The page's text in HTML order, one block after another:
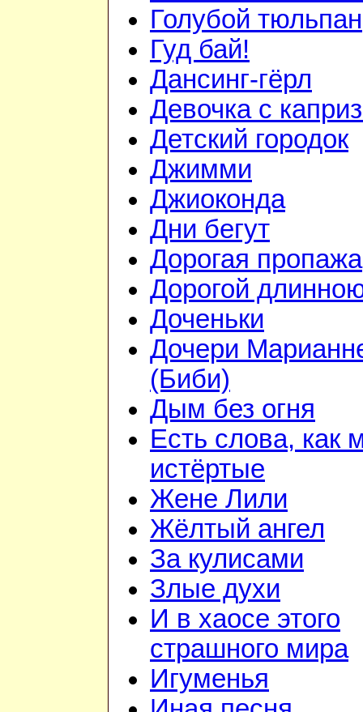
Голубой тюльпан
Гуд бай!
Дансинг-гёрл
Девочка с
Детский городок
Джимми
Джиоконда
Дни бегут
Дорогая пропажа
Дорогой
Доченьки
Дочери
(Биби)
Дым без огня
Есть слова, как
истёртые
Жене Лили
Жёлтый ангел
За кулисами
Злые духи
И в хаосе этого
страшного мира
Игуменья